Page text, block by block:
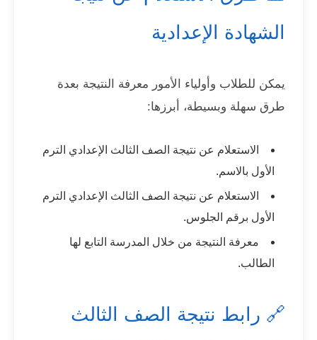
الشهادة الإعدادية
يمكن للطلاب وأولياء الأمور معرفة النتيجة بعدة
طرق سهلة وبسيطة، أبرزها:
الاستعلام عن نتيجة الصف الثالث الإعدادي الترم
الأول بالاسم.
الاستعلام عن نتيجة الصف الثالث الإعدادي الترم
الأول برقم الجلوس.
معرفة النتيجة من خلال المدرسة التابع لها
الطالب.
🔗 رابط نتيجة الصف الثالث